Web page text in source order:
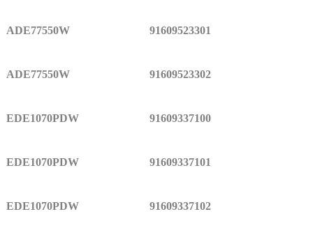
ADE77550W 91609523301
ADE77550W 91609523302
EDE1070PDW 91609337100
EDE1070PDW 91609337101
EDE1070PDW 91609337102